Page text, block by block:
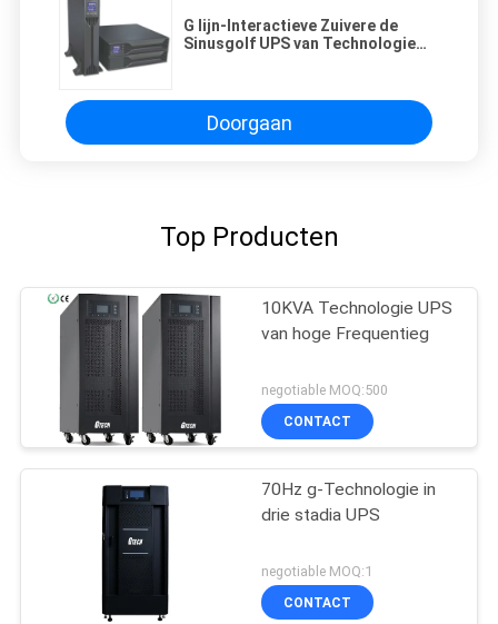
G lijn-Interactieve Zuivere de
Sinusgolf UPS van Technologie
Doorgaan
Top Producten
10KVA Technologie UPS
van hoge Frequentieg
negotiable MOQ:500
CONTACT
70Hz g-Technologie in
drie stadia UPS
negotiable MOQ:1
CONTACT